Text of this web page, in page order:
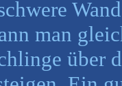
man
über